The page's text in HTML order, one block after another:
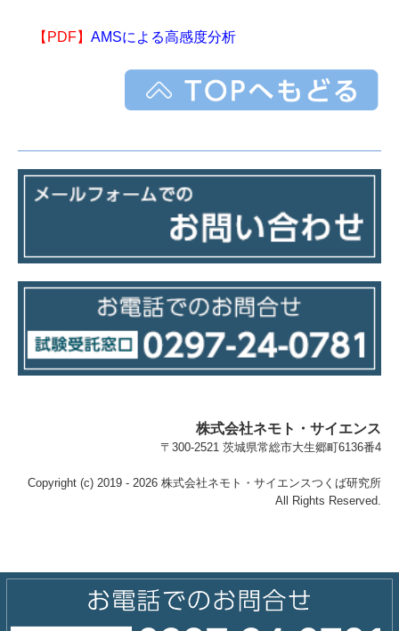
中途採用情報 ＜試験責任者候補（in vitro動態）＞
中途採用情報 ＜分析マネジャー＞
ご利用に際して
Corporate profile
個人情報保護方針
情報セキュリティ基本方針
【 PDF】 AMSによる高感度分析
株式会社ネモト・サイエンス
〒300-2521 茨城県常総市大生郷町6136番4
Copyright (c) 2019 - 2026 株式会社ネモト・サイエンスつくば研究所
All Rights Reserved.